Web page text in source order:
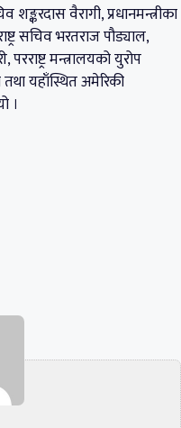
शङ्करदास वैरागी, प्रधानमन्त्रीका
सचिव भरतराज पौड्याल,
मन्त्रालयको युरोप
यहाँस्थित अमेरिकी
।